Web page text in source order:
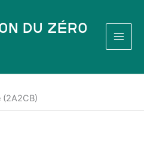
du Zéro
(2A2CB)